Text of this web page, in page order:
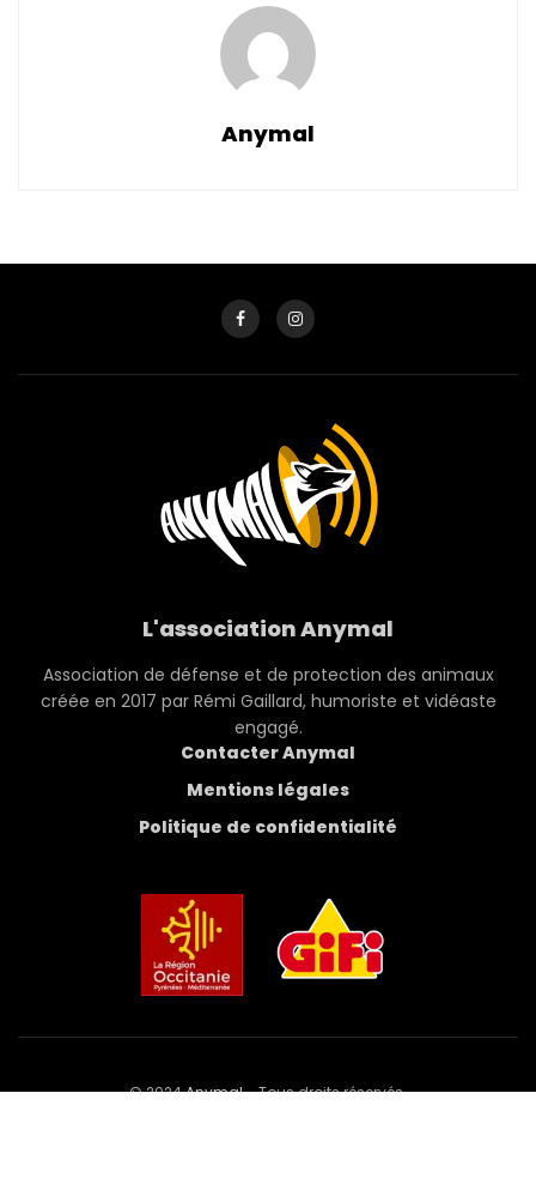
Anymal
L'association Anymal
Association de défense et de protection des animaux
créée en 2017 par Rémi Gaillard, humoriste et vidéaste
engagé.
Contacter Anymal
Mentions légales
Politique de confidentialité
© 2024Anymal- Tous droits réservés.